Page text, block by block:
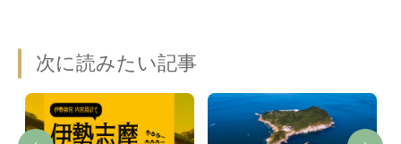
次に読みたい記事